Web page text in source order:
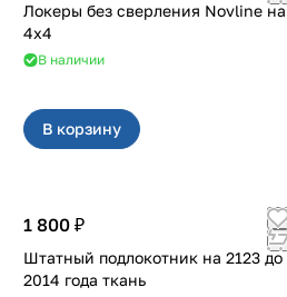
Локеры без сверления Novline на
4х4
В наличии
В корзину
1 800 ₽
Штатный подлокотник на 2123 до
2014 года ткань